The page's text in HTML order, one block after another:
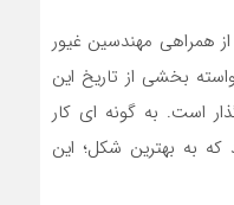
همراهی مهندسین غیور
بخشی از تاریخ این
است. به گونه ای کار
که به بهترین شکل؛ این